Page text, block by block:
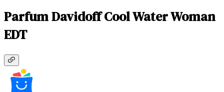
Parfum Davidoff Cool Water Woman
EDT